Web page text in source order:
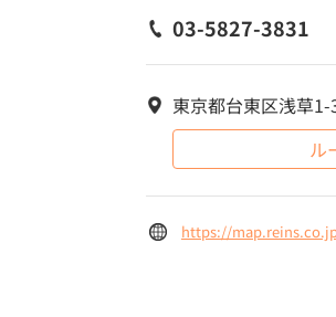
03-5827-3831
東京都台東区浅草
ル
https://